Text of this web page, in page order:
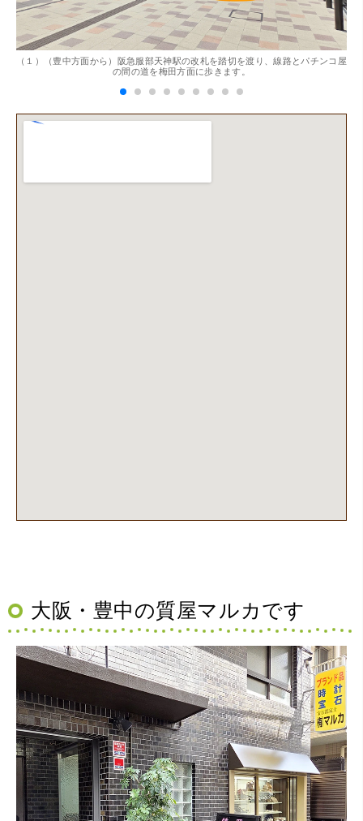
（１）（豊中方面から）阪急服部天神駅の改札を踏切を渡り、線路とパチンコ屋
の間の道を梅田方面に歩きます。
大阪・豊中の質屋マルカです